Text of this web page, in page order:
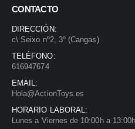
CONTACTO
DIRECCIÓN:
c\ Seixo nº2, 3º (Cangas)
TELÉFONO:
616947674
EMAIL:
Hola@ActionToys.es
HORARIO LABORAL:
Lunes a Viernes de 10:00h a